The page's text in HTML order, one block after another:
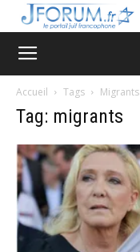
Accueil Tags Migrants
Tag: migrants